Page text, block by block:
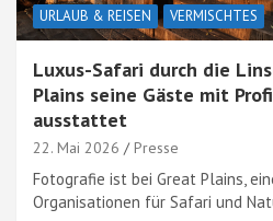
URLAUB & REISEN VERMISCHTES
Luxus-Safari durch die
Plains seine Gäste mit
ausstattet
22. Mai 2026 Presse
Fotografie ist bei Great Plains,
Organisationen für Safari und